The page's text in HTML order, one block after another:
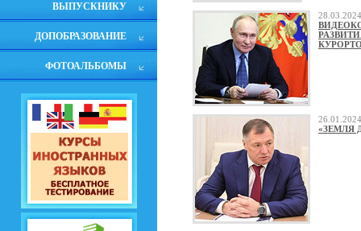
ВЫПУСКНИКУ
ДОПОБРАЗОВАНИЕ
ФОТОАЛЬБОМЫ
«ЗЕМЛЯ